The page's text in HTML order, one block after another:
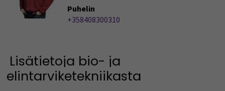
Puhelin
+358408300310
Lisätietoja bio- ja
elintarviketekniikasta